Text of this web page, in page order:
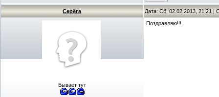
Серёга Дата: Сб, 02.02.2013, 21:21 |
Бывает тут
Поздравляю!!!